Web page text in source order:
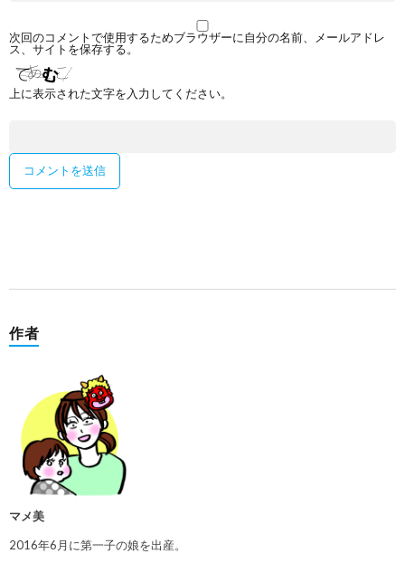
次回のコメントで使用するためブラウザーに自分の名前、メールアドレ
ス、サイトを保存する。
上に表示された文字を入力してください。
作者
マメ美
2016年6月に第一子の娘を出産。